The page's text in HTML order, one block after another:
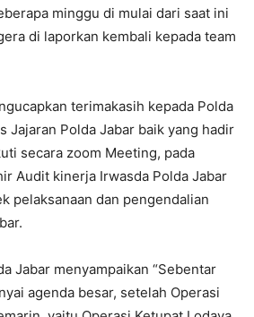
minggu di mulai dari saat ini
di laporkan kembali kepada team
terimakasih kepada Polda
Jajaran Polda Jabar baik yang hadir
secara zoom Meeting, pada
Audit kinerja Irwasda Polda Jabar
pelaksanaan dan pengendalian
Jabar menyampaikan “Sebentar
agenda besar, setelah Operasi